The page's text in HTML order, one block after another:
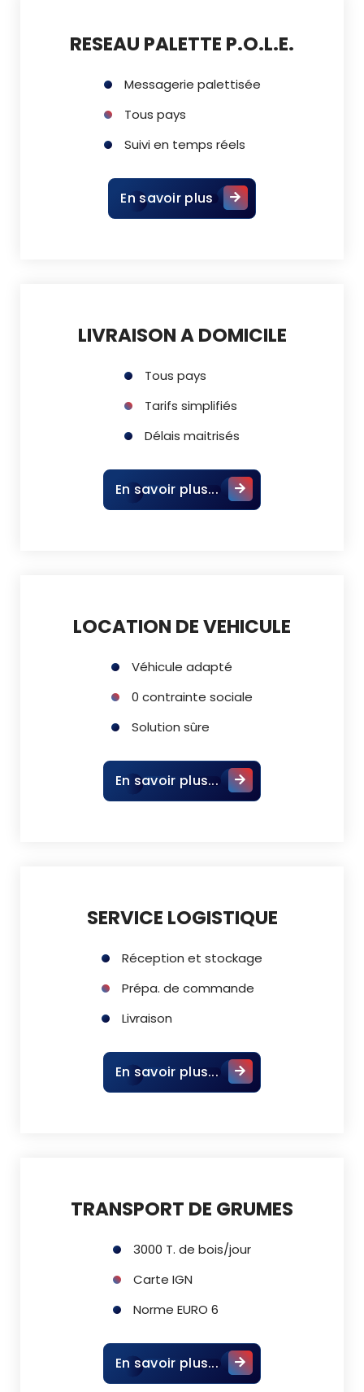
RESEAU PALETTE P.O.L.E.
Messagerie palettisée
Tous pays
Suivi en temps réels
En savoir plus
LIVRAISON A DOMICILE
Tous pays
Tarifs simplifiés
Délais maitrisés
En savoir plus...
LOCATION DE VEHICULE
Véhicule adapté
0 contrainte sociale
Solution sûre
En savoir plus...
SERVICE LOGISTIQUE
Réception et stockage
Prépa. de commande
Livraison
En savoir plus...
TRANSPORT DE GRUMES
3000 T. de bois/jour
Carte IGN
Norme EURO 6
En savoir plus...